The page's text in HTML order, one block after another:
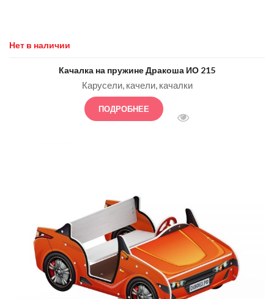
Нет в наличии
Качалка на пружине Дракоша ИО 215
Карусели, качели, качалки
ПОДРОБНЕЕ